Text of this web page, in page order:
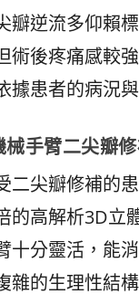
瓣逆流多仰賴
術後疼痛感較
據患者的病況
械手臂二尖瓣
二尖瓣修補的
的高解析3D立
十分靈活，能
雜的生理性結